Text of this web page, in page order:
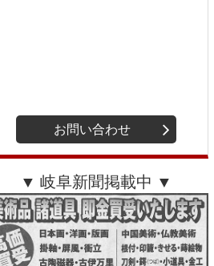
お問い合わせ
▼ 岐阜新聞掲載中 ▼